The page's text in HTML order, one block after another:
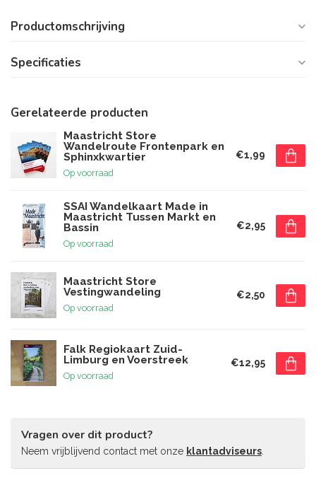
Productomschrijving
Specificaties
Gerelateerde producten
Maastricht Store
Wandelroute Frontenpark en
Sphinxkwartier
Op voorraad
€1,99
SSAI Wandelkaart Made in
Maastricht Tussen Markt en
Bassin
Op voorraad
€2,95
Maastricht Store
Vestingwandeling
Op voorraad
€2,50
Falk Regiokaart Zuid-
Limburg en Voerstreek
Op voorraad
€12,95
Vragen over dit product?
Neem vrijblijvend contact met onze klantadviseurs